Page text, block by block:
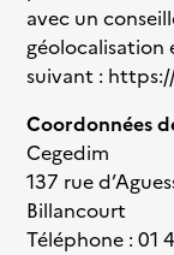
avec un
géolocalisation
suivant :
Coordonnées
Cegedim
137 rue
Billancourt
Téléphone : 01